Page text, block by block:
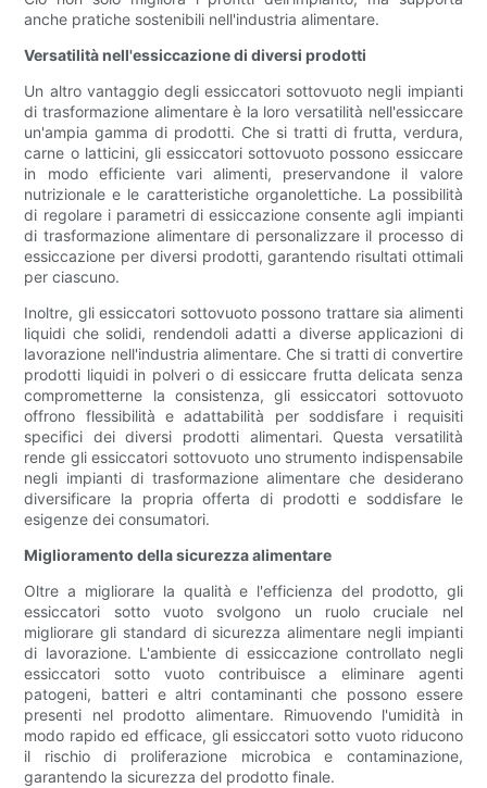
anche pratiche sostenibili nell'industria alimentare.
Versatilità nell'essiccazione di diversi prodotti
Un altro vantaggio degli essiccatori sottovuoto negli impianti
di trasformazione alimentare è la loro versatilità nell'essiccare
un'ampia gamma di prodotti. Che si tratti di frutta, verdura,
carne o latticini, gli essiccatori sottovuoto possono essiccare
in modo efficiente vari alimenti, preservandone il valore
nutrizionale e le caratteristiche organolettiche. La possibilità
di regolare i parametri di essiccazione consente agli impianti
di trasformazione alimentare di personalizzare il processo di
essiccazione per diversi prodotti, garantendo risultati ottimali
per ciascuno.
Inoltre, gli essiccatori sottovuoto possono trattare sia alimenti
liquidi che solidi, rendendoli adatti a diverse applicazioni di
lavorazione nell'industria alimentare. Che si tratti di convertire
prodotti liquidi in polveri o di essiccare frutta delicata senza
comprometterne la consistenza, gli essiccatori sottovuoto
offrono flessibilità e adattabilità per soddisfare i requisiti
specifici dei diversi prodotti alimentari. Questa versatilità
rende gli essiccatori sottovuoto uno strumento indispensabile
negli impianti di trasformazione alimentare che desiderano
diversificare la propria offerta di prodotti e soddisfare le
esigenze dei consumatori.
Miglioramento della sicurezza alimentare
Oltre a migliorare la qualità e l'efficienza del prodotto, gli
essiccatori sotto vuoto svolgono un ruolo cruciale nel
migliorare gli standard di sicurezza alimentare negli impianti
di lavorazione. L'ambiente di essiccazione controllato negli
essiccatori sotto vuoto contribuisce a eliminare agenti
patogeni, batteri e altri contaminanti che possono essere
presenti nel prodotto alimentare. Rimuovendo l'umidità in
modo rapido ed efficace, gli essiccatori sotto vuoto riducono
il rischio di proliferazione microbica e contaminazione,
garantendo la sicurezza del prodotto finale.